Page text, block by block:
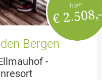
from
€
Bergen
-